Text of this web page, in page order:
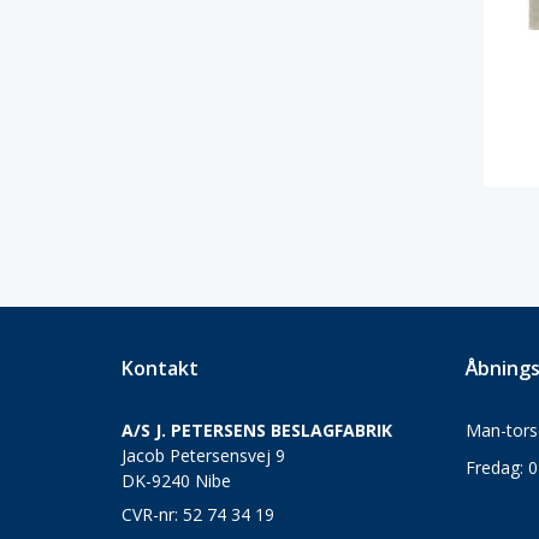
Kontakt
A/S J. PETERSENS BESLAGFABRIK
Jacob Petersensvej 9
DK-9240 Nibe
CVR-nr: 52 74 34 19
Man-
Fredag: